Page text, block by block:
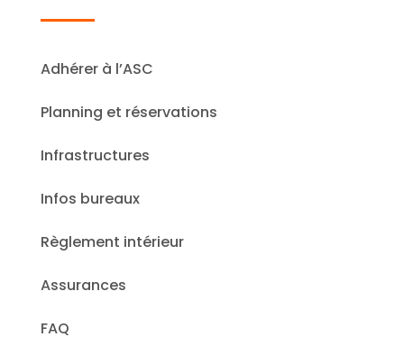
Adhérer à l’ASC
Planning et réservations
Infrastructures
Infos bureaux
Règlement intérieur
Assurances
FAQ